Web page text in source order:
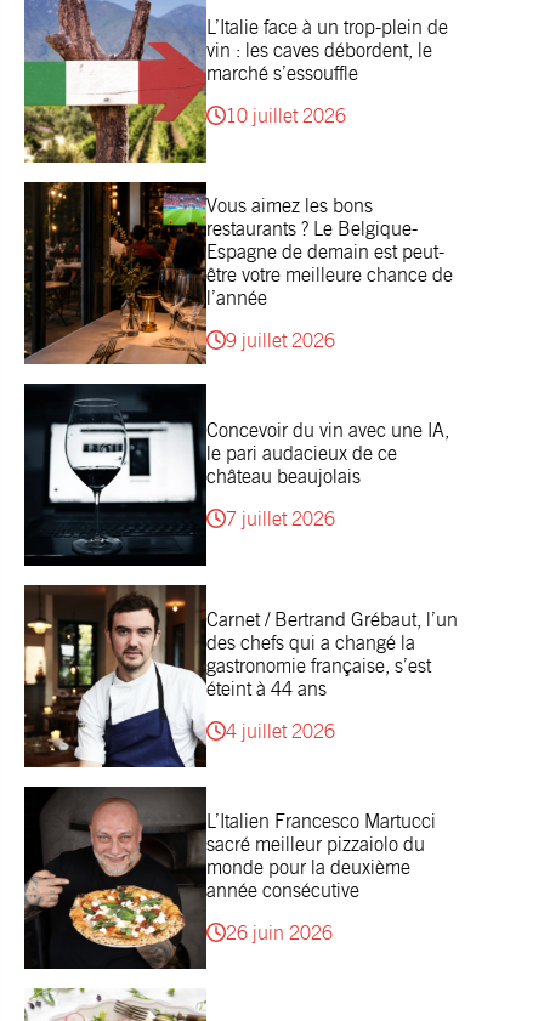
L’Italie face à un trop-plein de
vin : les caves débordent, le
marché s’essouffle
10 juillet 2026
Vous aimez les bons
restaurants ? Le Belgique-
Espagne de demain est peut-
être votre meilleure chance de
l’année
9 juillet 2026
Concevoir du vin avec une IA,
le pari audacieux de ce
château beaujolais
7 juillet 2026
Carnet / Bertrand Grébaut, l’un
des chefs qui a changé la
gastronomie française, s’est
éteint à 44 ans
4 juillet 2026
L’Italien Francesco Martucci
sacré meilleur pizzaiolo du
monde pour la deuxième
année consécutive
26 juin 2026